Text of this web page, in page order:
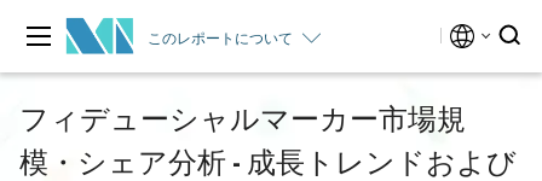
このレポートについて
フィデューシャルマーカー市場規
模・シェア分析 - 成長トレンドおよび